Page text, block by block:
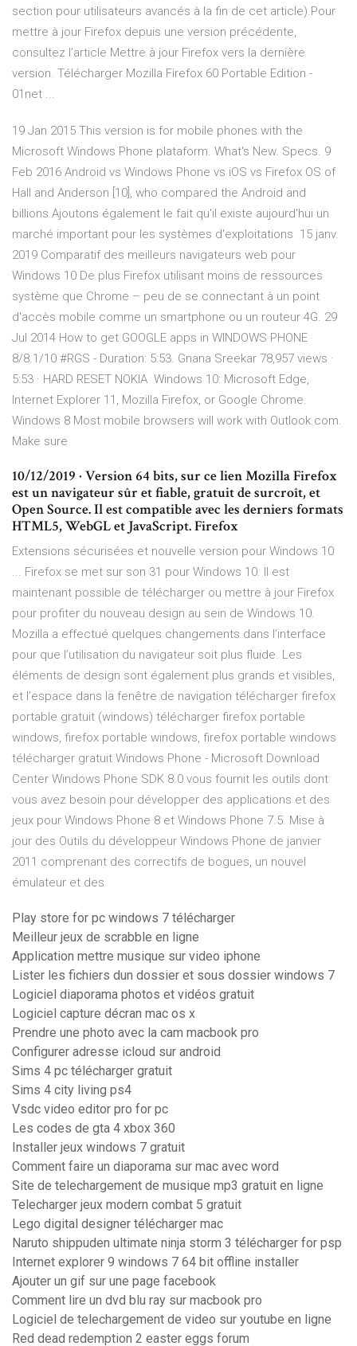
section pour utilisateurs avancés à la fin de cet article).Pour
mettre à jour Firefox depuis une version précédente,
consultez l’article Mettre à jour Firefox vers la dernière
version. Télécharger Mozilla Firefox 60 Portable Edition -
01net ...
19 Jan 2015 This version is for mobile phones with the
Microsoft Windows Phone plataform. What's New. Specs. 9
Feb 2016 Android vs Windows Phone vs iOS vs Firefox OS of
Hall and Anderson [10], who compared the Android and
billions Ajoutons également le fait qu'il existe aujourd'hui un
marché important pour les systèmes d'exploitations 15 janv.
2019 Comparatif des meilleurs navigateurs web pour
Windows 10 De plus Firefox utilisant moins de ressources
système que Chrome – peu de se connectant à un point
d'accès mobile comme un smartphone ou un routeur 4G. 29
Jul 2014 How to get GOOGLE apps in WINDOWS PHONE
8/8.1/10 #RGS - Duration: 5:53. Gnana Sreekar 78,957 views ·
5:53 · HARD RESET NOKIA Windows 10: Microsoft Edge,
Internet Explorer 11, Mozilla Firefox, or Google Chrome.
Windows 8 Most mobile browsers will work with Outlook.com.
Make sure
10/12/2019 · Version 64 bits, sur ce lien Mozilla Firefox
est un navigateur sûr et fiable, gratuit de surcroît, et
Open Source. Il est compatible avec les derniers formats
HTML5, WebGL et JavaScript. Firefox
Extensions sécurisées et nouvelle version pour Windows 10
... Firefox se met sur son 31 pour Windows 10. Il est
maintenant possible de télécharger ou mettre à jour Firefox
pour profiter du nouveau design au sein de Windows 10.
Mozilla a effectué quelques changements dans l’interface
pour que l’utilisation du navigateur soit plus fluide. Les
éléments de design sont également plus grands et visibles,
et l’espace dans la fenêtre de navigation télécharger firefox
portable gratuit (windows) télécharger firefox portable
windows, firefox portable windows, firefox portable windows
télécharger gratuit Windows Phone - Microsoft Download
Center Windows Phone SDK 8.0 vous fournit les outils dont
vous avez besoin pour développer des applications et des
jeux pour Windows Phone 8 et Windows Phone 7.5. Mise à
jour des Outils du développeur Windows Phone de janvier
2011 comprenant des correctifs de bogues, un nouvel
émulateur et des
Play store for pc windows 7 télécharger
Meilleur jeux de scrabble en ligne
Application mettre musique sur video iphone
Lister les fichiers dun dossier et sous dossier windows 7
Logiciel diaporama photos et vidéos gratuit
Logiciel capture décran mac os x
Prendre une photo avec la cam macbook pro
Configurer adresse icloud sur android
Sims 4 pc télécharger gratuit
Sims 4 city living ps4
Vsdc video editor pro for pc
Les codes de gta 4 xbox 360
Installer jeux windows 7 gratuit
Comment faire un diaporama sur mac avec word
Site de telechargement de musique mp3 gratuit en ligne
Telecharger jeux modern combat 5 gratuit
Lego digital designer télécharger mac
Naruto shippuden ultimate ninja storm 3 télécharger for psp
Internet explorer 9 windows 7 64 bit offline installer
Ajouter un gif sur une page facebook
Comment lire un dvd blu ray sur macbook pro
Logiciel de telechargement de video sur youtube en ligne
Red dead redemption 2 easter eggs forum